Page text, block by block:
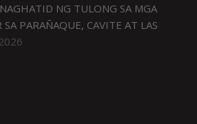
NG TULONG SA MGA
PARAÑAQUE, CAVITE AT LAS